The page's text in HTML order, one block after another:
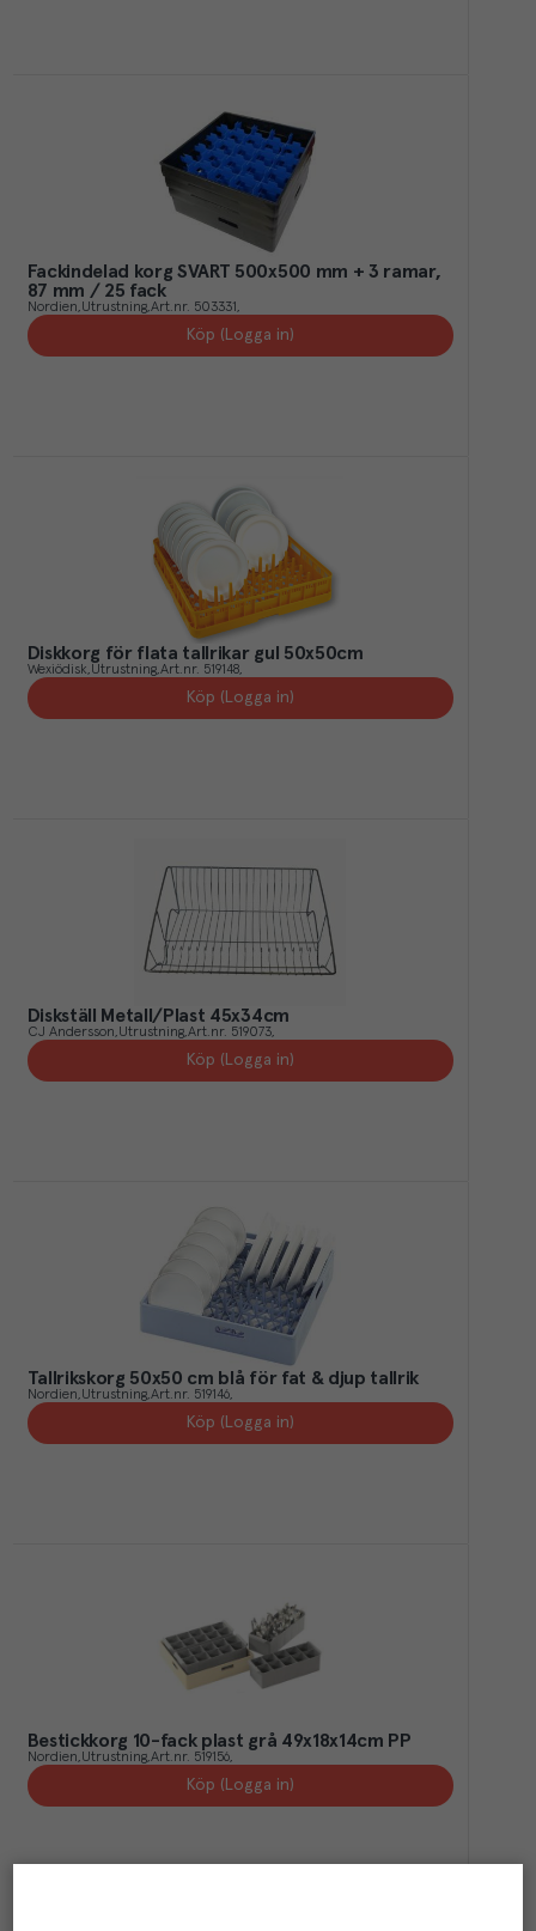
Fackindelad korg SVART 500x500 mm + 3 ramar,
87 mm / 25 fack
Nordien Utrustning Art.nr. 503331
Köp (Logga in)
Diskkorg för flata tallrikar gul 50x50cm
Wexiödisk Utrustning Art.nr. 519148
Köp (Logga in)
Diskställ Metall/Plast 45x34cm
CJ Andersson Utrustning Art.nr. 519073
Köp (Logga in)
Tallrikskorg 50x50 cm blå för fat & djup tallrik
Nordien Utrustning Art.nr. 519146
Köp (Logga in)
Bestickkorg 10-fack plast grå 49x18x14cm PP
Nordien Utrustning Art.nr. 519156
Köp (Logga in)